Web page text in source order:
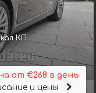
КП
от €268 в день
и цены